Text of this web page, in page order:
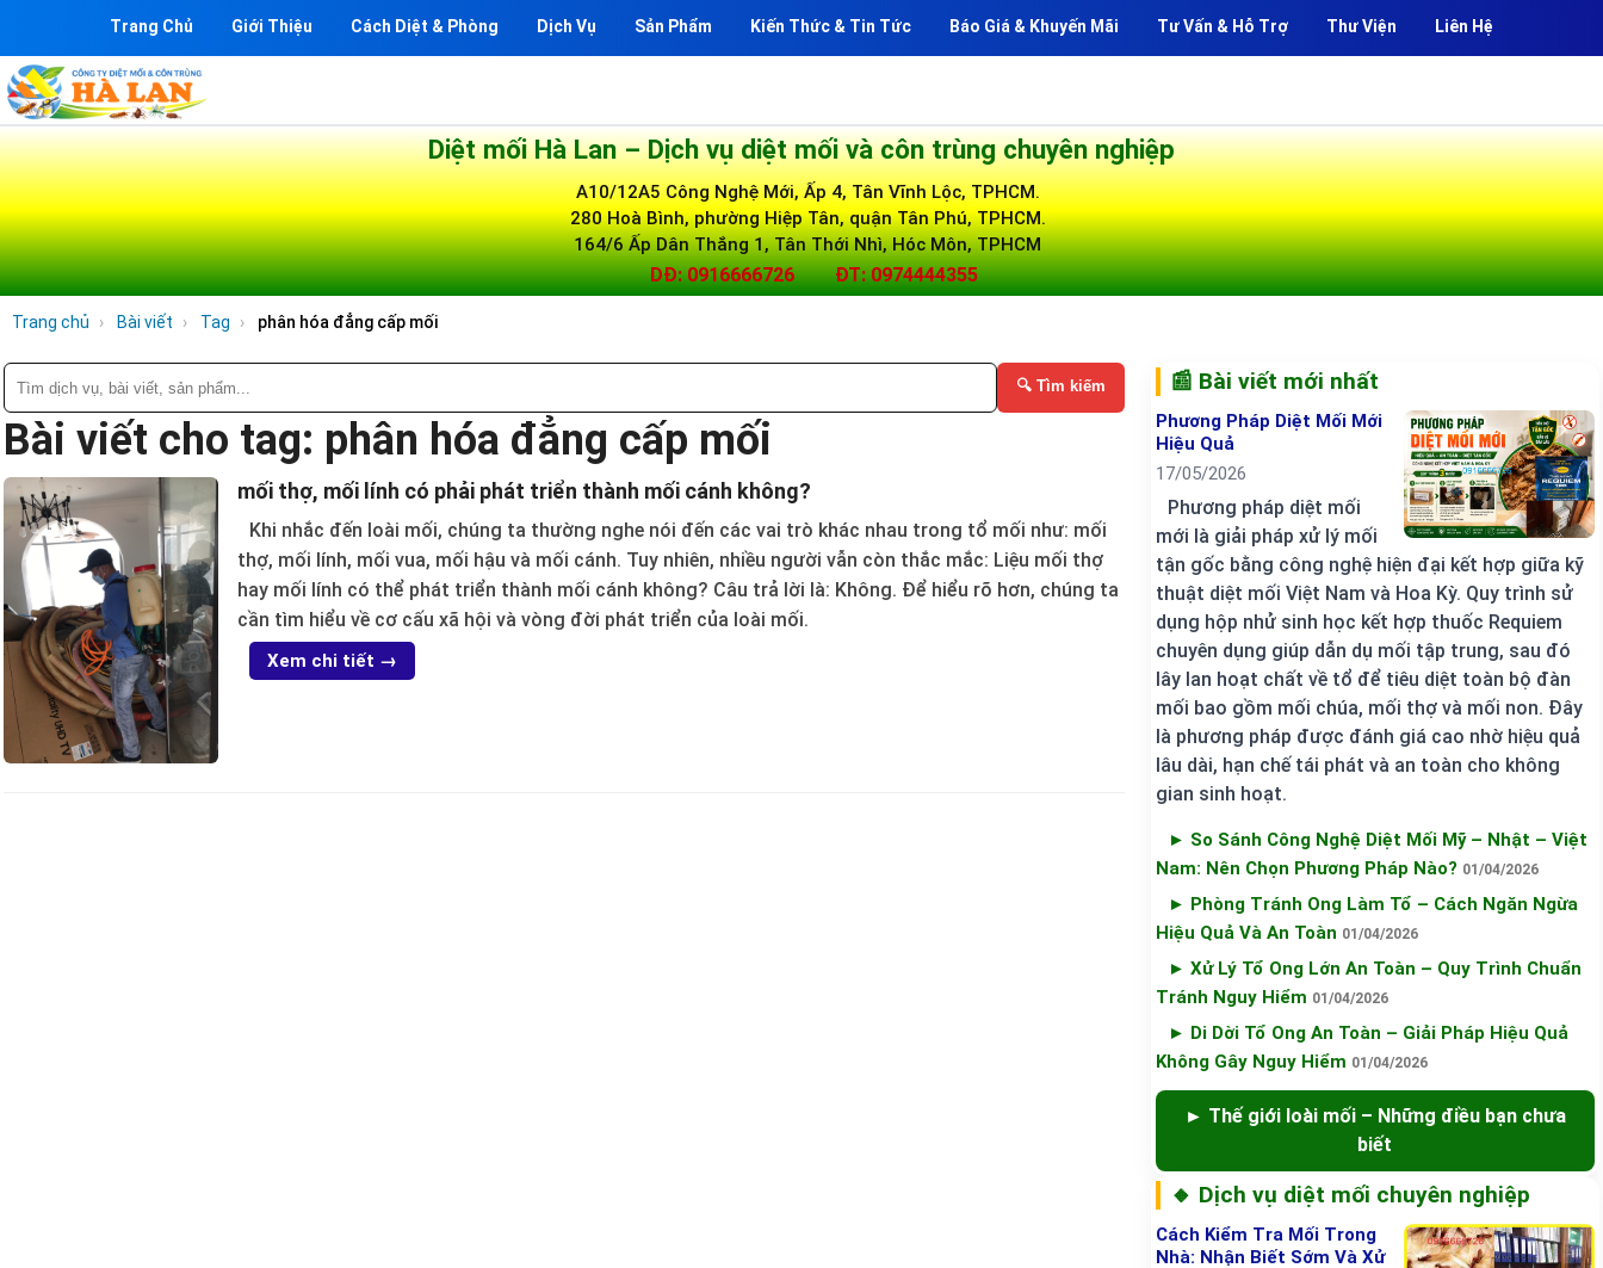
Trang Chủ Giới Thiệu Cách Diệt & Phòng Dịch Vụ Sản Phẩm Kiến Thức & Tin Tức Báo Giá & Khuyến Mãi Tư Vấn & Hỗ Trợ Thư Viện Liên Hệ
Diệt mối Hà Lan – Dịch vụ diệt mối và côn trùng chuyên nghiệp
A10/12A5 Công Nghệ Mới, Ấp 4, Tân Vĩnh Lộc, TPHCM.
280 Hoà Bình, phường Hiệp Tân, quận Tân Phú, TPHCM.
164/6 Ấp Dân Thắng 1, Tân Thới Nhì, Hóc Môn, TPHCM
DĐ: 0916666726 ĐT: 0974444355
Trang chủ Bài viết Tag phân hóa đẳng cấp mối
🔍 Tìm kiếm
Bài viết cho tag: phân hóa đẳng cấp mối
mối thợ, mối lính có phải phát triển thành mối cánh không?
Khi nhắc đến loài mối, chúng ta thường nghe nói đến các vai trò khác nhau trong tổ mối như: mối
thợ, mối lính, mối vua, mối hậu và mối cánh. Tuy nhiên, nhiều người vẫn còn thắc mắc: Liệu mối thợ
hay mối lính có thể phát triển thành mối cánh không? Câu trả lời là: Không. Để hiểu rõ hơn, chúng ta
cần tìm hiểu về cơ cấu xã hội và vòng đời phát triển của loài mối.
Xem chi tiết →
📰 Bài viết mới nhất
Phương Pháp Diệt Mối Mới
Hiệu Quả
17/05/2026
Phương pháp diệt mối
mới là giải pháp xử lý mối
tận gốc bằng công nghệ hiện đại kết hợp giữa kỹ
thuật diệt mối Việt Nam và Hoa Kỳ. Quy trình sử
dụng hộp nhử sinh học kết hợp thuốc Requiem
chuyên dụng giúp dẫn dụ mối tập trung, sau đó
lây lan hoạt chất về tổ để tiêu diệt toàn bộ đàn
mối bao gồm mối chúa, mối thợ và mối non. Đây
là phương pháp được đánh giá cao nhờ hiệu quả
lâu dài, hạn chế tái phát và an toàn cho không
gian sinh hoạt.
► So Sánh Công Nghệ Diệt Mối Mỹ – Nhật – Việt
Nam: Nên Chọn Phương Pháp Nào? 01/04/2026
► Phòng Tránh Ong Làm Tổ – Cách Ngăn Ngừa
Hiệu Quả Và An Toàn 01/04/2026
► Xử Lý Tổ Ong Lớn An Toàn – Quy Trình Chuẩn
Tránh Nguy Hiểm 01/04/2026
► Di Dời Tổ Ong An Toàn – Giải Pháp Hiệu Quả
Không Gây Nguy Hiểm 01/04/2026
► Thế giới loài mối – Những điều bạn chưa
biết
🔸 Dịch vụ diệt mối chuyên nghiệp
Cách Kiểm Tra Mối Trong
Nhà: Nhận Biết Sớm Và Xử